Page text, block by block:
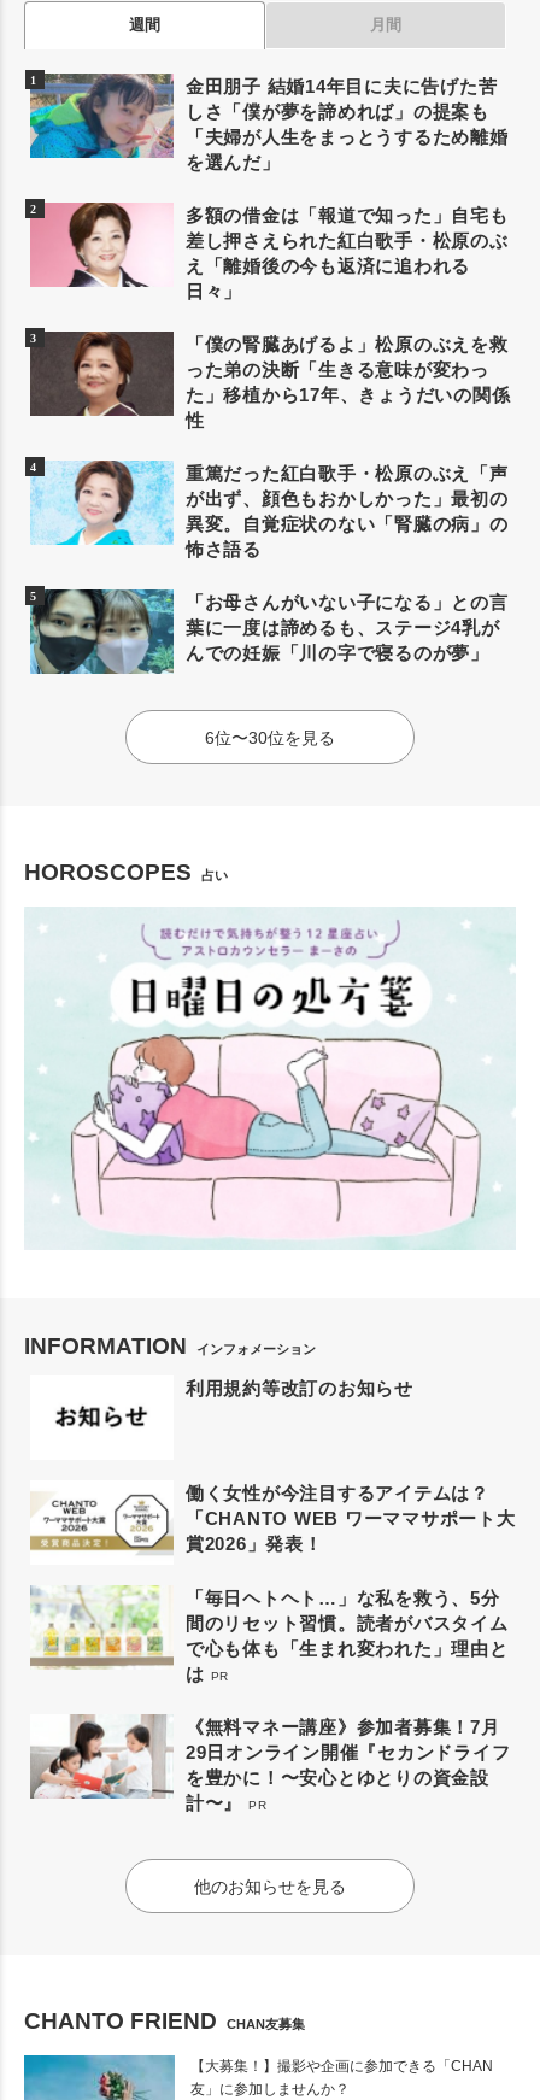
週間 月間
金田朋子 結婚14年目に夫に告げた苦
しさ「僕が夢を諦めれば」の提案も
「夫婦が人生をまっとうするため離婚
を選んだ」
多額の借金は「報道で知った」自宅も
差し押さえられた紅白歌手・松原のぶ
え「離婚後の今も返済に追われる
日々」
「僕の腎臓あげるよ」松原のぶえを救
った弟の決断「生きる意味が変わっ
た」移植から17年、きょうだいの関係
性
重篤だった紅白歌手・松原のぶえ「声
が出ず、顔色もおかしかった」最初の
異変。自覚症状のない「腎臓の病」の
怖さ語る
「お母さんがいない子になる」との言
葉に一度は諦めるも、ステージ4乳が
んでの妊娠「川の字で寝るのが夢」
6位〜30位を見る
HOROSCOPES 占い
INFORMATION インフォメーション
利用規約等改訂のお知らせ
働く女性が今注目するアイテムは？
「CHANTO WEB ワーママサポート大
賞2026」発表！
「毎日ヘトヘト…」な私を救う、5分
間のリセット習慣。読者がバスタイム
で心も体も「生まれ変われた」理由と
は PR
《無料マネー講座》参加者募集！7月
29日オンライン開催『セカンドライフ
を豊かに！〜安心とゆとりの資金設
計〜』
PR
他のお知らせを見る
CHANTO FRIEND CHAN友募集
【大募集！】撮影や企画に参加できる「CHAN
友」に参加しませんか？